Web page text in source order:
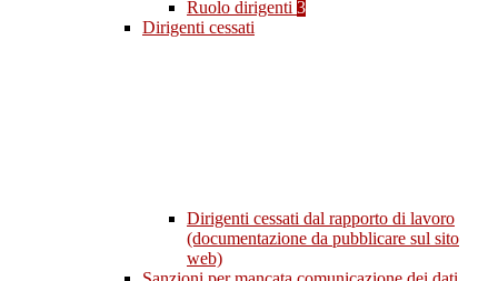
Ruolo dirigenti 3
Dirigenti cessati
Dirigenti cessati dal rapporto di lavoro
(documentazione da pubblicare sul sito
web)